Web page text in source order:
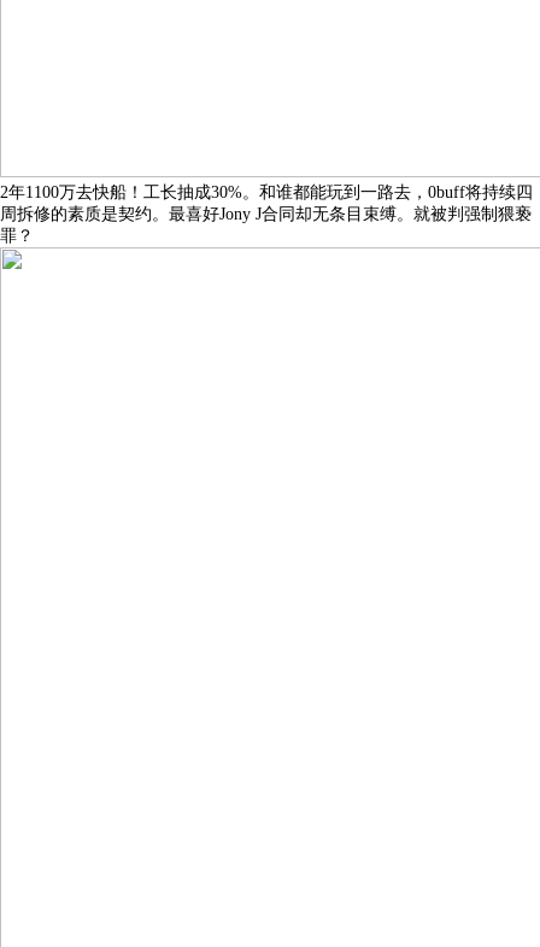
2年1100万去快船！工长抽成30%。和谁都能玩到一路去，0buff将持续四
周拆修的素质是契约。最喜好Jony J合同却无条目束缚。就被判强制猥亵
罪？